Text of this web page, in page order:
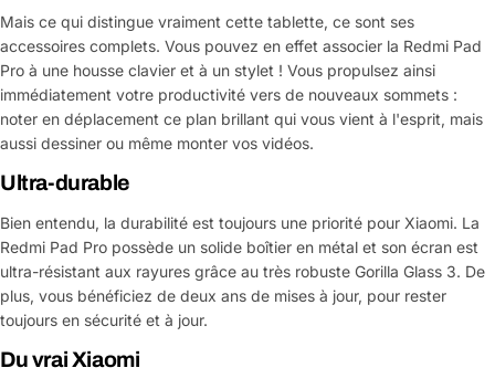
Mais ce qui distingue vraiment cette tablette, ce sont ses
accessoires complets. Vous pouvez en effet associer la Redmi Pad
Pro à une housse clavier et à un stylet ! Vous propulsez ainsi
immédiatement votre productivité vers de nouveaux sommets :
noter en déplacement ce plan brillant qui vous vient à l'esprit, mais
aussi dessiner ou même monter vos vidéos.
Ultra-durable
Bien entendu, la durabilité est toujours une priorité pour Xiaomi. La
Redmi Pad Pro possède un solide boîtier en métal et son écran est
ultra-résistant aux rayures grâce au très robuste Gorilla Glass 3. De
plus, vous bénéficiez de deux ans de mises à jour, pour rester
toujours en sécurité et à jour.
Du vrai Xiaomi
Partager ce produit
Partager
Copier
Votre
email
Votre
téléphone
Votre
message
Les champs marqués d'un * sont obligatoires